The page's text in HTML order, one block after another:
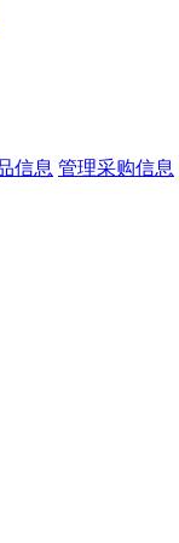
信息 管理采购信息